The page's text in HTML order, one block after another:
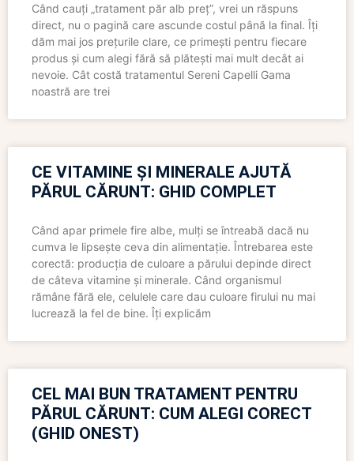
Când cauți „tratament păr alb preț”, vrei un răspuns
direct, nu o pagină care ascunde costul până la final. Îți
dăm mai jos prețurile clare, ce primești pentru fiecare
produs și cum alegi fără să plătești mai mult decât ai
nevoie. Cât costă tratamentul Sereni Capelli Gama
noastră are trei
CE VITAMINE ȘI MINERALE AJUTĂ
PĂRUL CĂRUNT: GHID COMPLET
Când apar primele fire albe, mulți se întreabă dacă nu
cumva le lipsește ceva din alimentație. Întrebarea este
corectă: producția de culoare a părului depinde direct
de câteva vitamine și minerale. Când organismul
rămâne fără ele, celulele care dau culoare firului nu mai
lucrează la fel de bine. Îți explicăm
CEL MAI BUN TRATAMENT PENTRU
PĂRUL CĂRUNT: CUM ALEGI CORECT
(GHID ONEST)